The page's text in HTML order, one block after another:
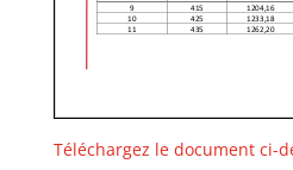
Téléchargez le document ci-